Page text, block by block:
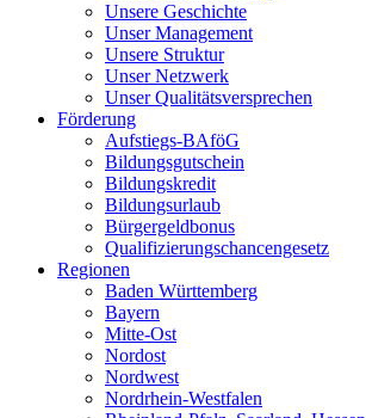
Unsere Geschichte
Unser Management
Unsere Struktur
Unser Netzwerk
Unser Qualitätsversprechen
Förderung
Aufstiegs-BAföG
Bildungsgutschein
Bildungskredit
Bildungsurlaub
Bürgergeldbonus
Qualifizierungschancengesetz
Regionen
Baden Württemberg
Bayern
Mitte-Ost
Nordost
Nordwest
Nordrhein-Westfalen